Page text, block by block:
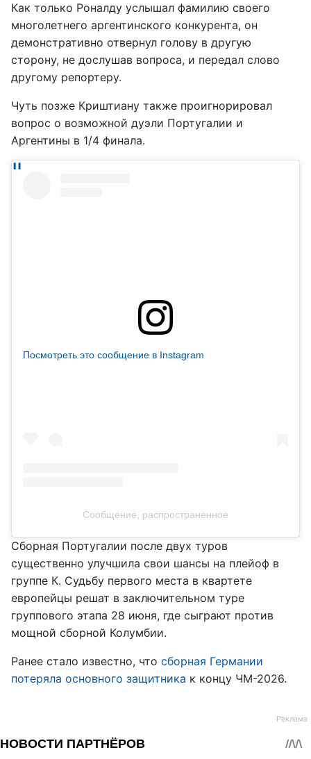
Как только Роналду услышал фамилию своего
многолетнего аргентинского конкурента, он
демонстративно отвернул голову в другую
сторону, не дослушав вопроса, и передал слово
другому репортеру.
Чуть позже Криштиану также проигнорировал
вопрос о возможной дуэли Португалии и
Аргентины в 1/4 финала.
Посмотреть это сообщение в Instagram
Сообщение, распространенное
Сборная Португалии после двух туров
существенно улучшила свои шансы на плейоф в
группе К. Судьбу первого места в квартете
европейцы решат в заключительном туре
группового этапа 28 июня, где сыграют против
мощной сборной Колумбии.
Ранее стало известно, что сборная Германии
потеряла основного защитника к концу ЧМ-2026.